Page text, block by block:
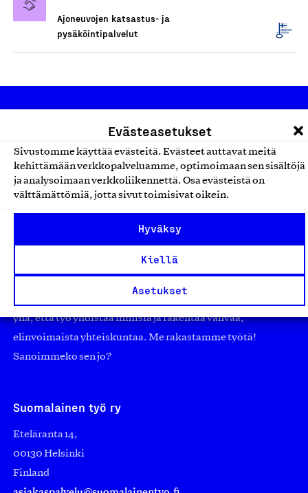
Evästeasetukset
Sivustomme käyttää evästeitä. Evästeet auttavat meitä
kehittämään verkkopalveluamme, optimoimaan sen sisältöjä
ja analysoimaan verkkoliikennettä. Osa evästeistä on
välttämättömiä, jotta sivut toimisivat oikein.
Hyväksy
Kiellä
Asetukset
Ajoneuvojen katsastus- ja
pysäköintipalvelut
Olemme jäsentemme omistama puolueeton,
työmarkkinajärjestöistä riippumaton yhdistys.
suuryrityksiin. Meidät on perustettu yli 100 vuotta sitten
yhä, että työ yhdistää ihmisiä ja rakentaa vahvaa,
elinvoimaista yhteiskuntaa. Me rakastamme työtä!
Sanoimmeko sen jo?
Suomalainen työ ry
Eteläranta 14,
00130 Helsinki
Finland